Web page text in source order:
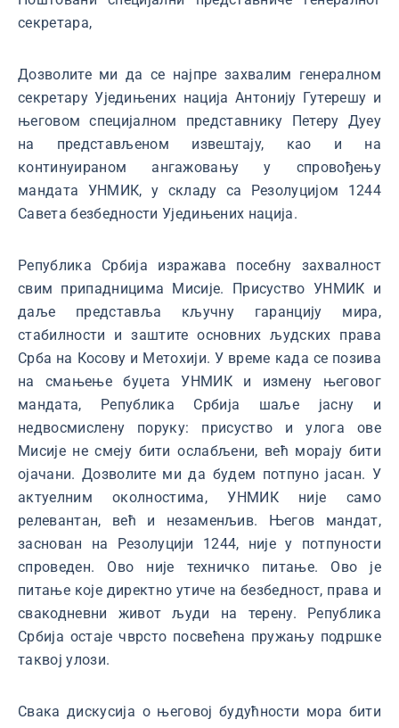
секретара,
Дозволите ми да се најпре захвалим генералном
секретару Уједињених нација Антонију Гутерешу и
његовом специјалном представнику Петеру Дуеу
на представљеном извештају, као и на
континуираном ангажовању у спровођењу
мандата УНМИК, у складу са Резолуцијом 1244
Савета безбедности Уједињених нација.
Република Србија изражава посебну захвалност
свим припадницима Мисије. Присуство УНМИК и
даље представља кључну гаранцију мира,
стабилности и заштите основних људских права
Срба на Косову и Метохији. У време када се позива
на смањење буџета УНМИК и измену његовог
мандата, Република Србија шаље јасну и
недвосмислену поруку: присуство и улога ове
Мисије не смеју бити ослабљени, већ морају бити
ојачани. Дозволите ми да будем потпуно јасан. У
актуелним околностима, УНМИК није само
релевантан, већ и незаменљив. Његов мандат,
заснован на Резолуцији 1244, није у потпуности
спроведен. Ово није техничко питање. Ово је
питање које директно утиче на безбедност, права и
свакодневни живот људи на терену. Република
Србија остаје чврсто посвећена пружању подршке
таквој улози.
Свака дискусија о његовој будућности мора бити